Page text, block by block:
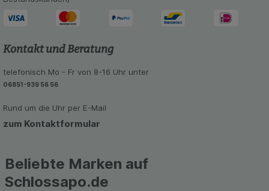
Kontakt und Beratung
telefonisch Mo - Fr von 8-16 Uhr unter
06851-939 56 56
Rund um die Uhr per E-Mail
zum Kontaktformular
Beliebte Marken auf
Schlossapo.de